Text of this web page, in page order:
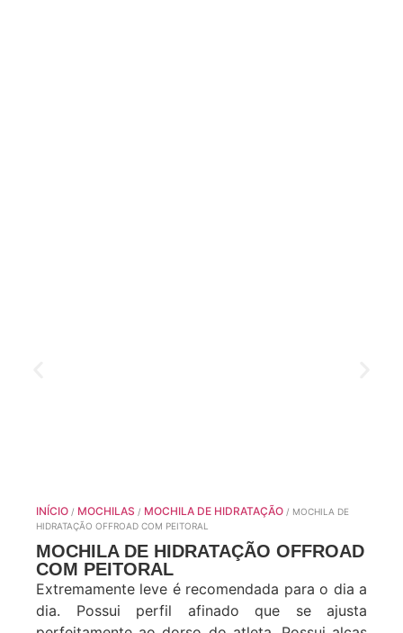
INÍCIO / MOCHILAS / MOCHILA DE HIDRATAÇÃO / MOCHILA DE
HIDRATAÇÃO OFFROAD COM PEITORAL
MOCHILA DE HIDRATAÇÃO OFFROAD
COM PEITORAL
Extremamente leve é recomendada para o dia a
dia. Possui perfil afinado que se ajusta